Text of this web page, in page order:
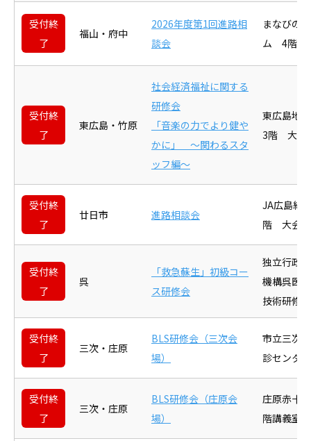
受付終
了
福山・府中
2026年度第1回進路相
談会
まなびの
ム 4階
受付終
了
東広島・竹原
社会経済福祉に関する
研修会
「音楽の力でより健や
かに」 ～関わるスタ
ッフ編～
東広島地
3階 大会
受付終
了
廿日市 進路相談会
JA広島総
階 大会
受付終
了
呉
「救急蘇生」初級コー
ス研修会
独立行政
機構呉医
技術研修
受付終
了
三次・庄原
BLS研修会（三次会
場）
市立三次
診センタ
受付終
了
三次・庄原
BLS研修会（庄原会
場）
庄原赤十
階講義室